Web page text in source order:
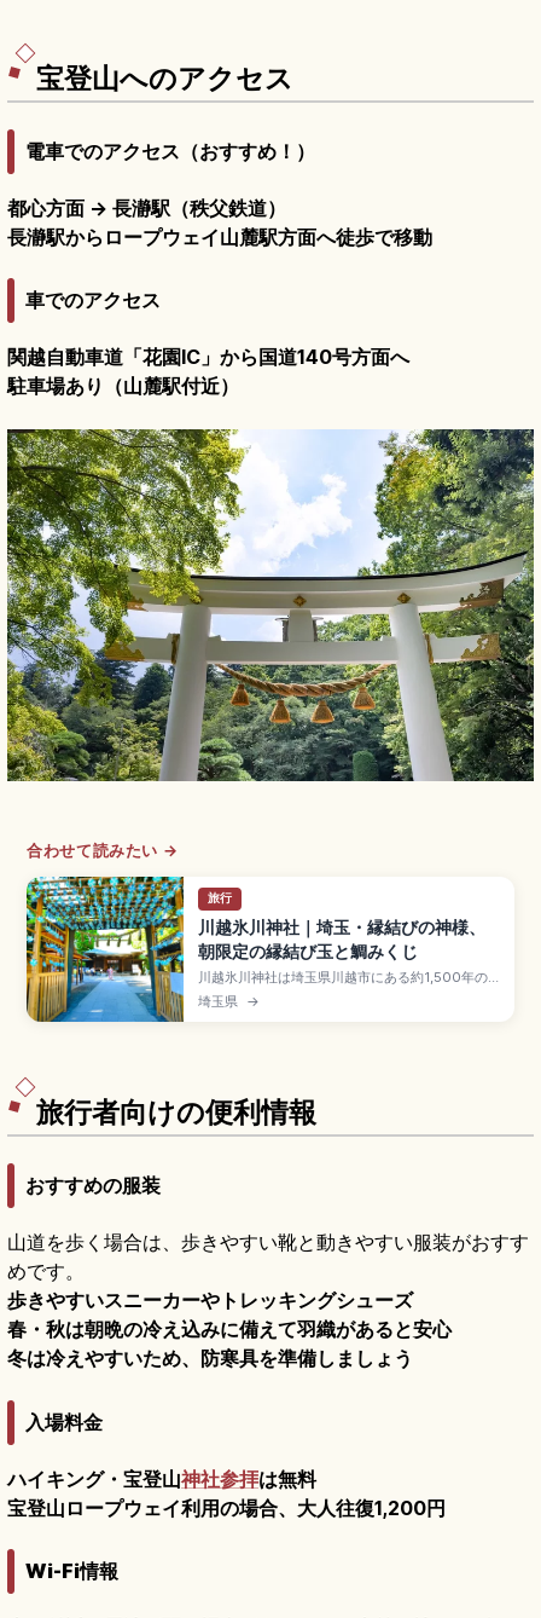
宝登山へのアクセス
電車でのアクセス（おすすめ！）
都心方面 → 長瀞駅（秩父鉄道）
長瀞駅からロープウェイ山麓駅方面へ徒歩で移動
車でのアクセス
関越自動車道「花園IC」から国道140号方面へ
駐車場あり（山麓駅付近）
合わせて読みたい →
旅行
川越氷川神社｜埼玉・縁結びの神様、
朝限定の縁結び玉と鯛みくじ
川越氷川神社は埼玉県川越市にある約1,500年の
歴史を持つ縁結びのパワースポットで、五柱の主
祭神のうち二組がご夫婦の神様。朝に数限定の
埼玉県 →
旅行者向けの便利情報
おすすめの服装
山道を歩く場合は、歩きやすい靴と動きやすい服装がおすす
めです。
歩きやすいスニーカーやトレッキングシューズ
春・秋は朝晩の冷え込みに備えて羽織があると安心
冬は冷えやすいため、防寒具を準備しましょう
入場料金
ハイキング・宝登山神社参拝は無料
宝登山ロープウェイ利用の場合、大人往復1,200円
Wi-Fi情報